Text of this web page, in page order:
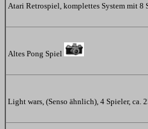
Atari Retrospiel, komplettes System mit 8
Altes Pong Spiel
Light wars, (Senso ähnlich), 4 Spieler, ca.